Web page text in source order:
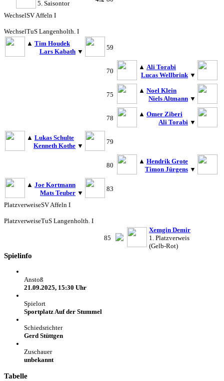
5. Saisontor
WechselSV Affeln I
WechselTuS Langenholth. I
▲ Tim Houdek
Lars Kabath ▼
59
70
▲ Ali Torabi
Lucas Wellbrink ▼
75
▲ Noel Klein
Niels Altmann ▼
78
▲ Omer Ziberi
Ali Torabi ▼
▲ Lukas Schulte
Kenneth Kothe ▼
79
80
▲ Hendrik Grote
Timon Jürgens ▼
▲ Joe Kortmann
Mats Teuber ▼
83
PlatzverweiseSV Affeln I
PlatzverweiseTuS Langenholth. I
85
Xemgin Demir
1. Platzverweis
(Gelb-Rot)
Spielinfo
Anstoß
21.09.2025, 15:30 Uhr
Spielort
Sportplatz Auf der Stummel
Schiedsrichter
Gerd Stüttgen
Zuschauer
unbekannt
Tabelle